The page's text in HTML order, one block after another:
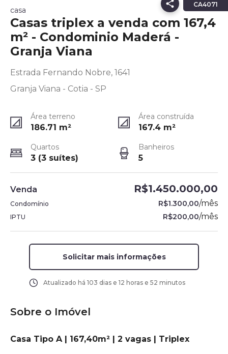
CA4071
casa
Casas triplex a venda com 167,4
m² - Condominio Maderá -
Granja Viana
Estrada Fernando Nobre, 1641
Granja Viana - Cotia - SP
Área terreno
186.71 m²
Área construída
167.4 m²
Quartos
3 (3 suítes)
Banheiros
5
Venda R$1.450.000,00
Condomínio R$1.300,00/mês
IPTU R$200,00/mês
Solicitar mais informações
Atualizado há 103 dias e 12 horas e 52 minutos
Sobre o Imóvel
Casa Tipo A | 167,40m² | 2 vagas | Triplex